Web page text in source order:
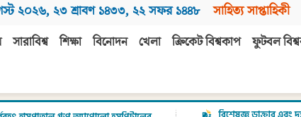
২০২৬, ২৩ শ্রাবণ ১৪৩৩, ২২ সফর ১৪৪৮ সাহিত্য সাপ্তাহিকী
সারাবিশ্ব শিক্ষা বিনোদন খেলা ক্রিকেট বিশ্বকাপ ফুটবল